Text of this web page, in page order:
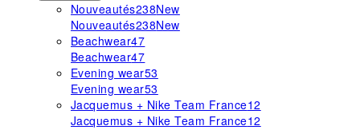
Nouveautés238New
Nouveautés238New
Beachwear47
Beachwear47
Evening wear53
Evening wear53
Jacquemus + Nike Team France12
Jacquemus + Nike Team France12